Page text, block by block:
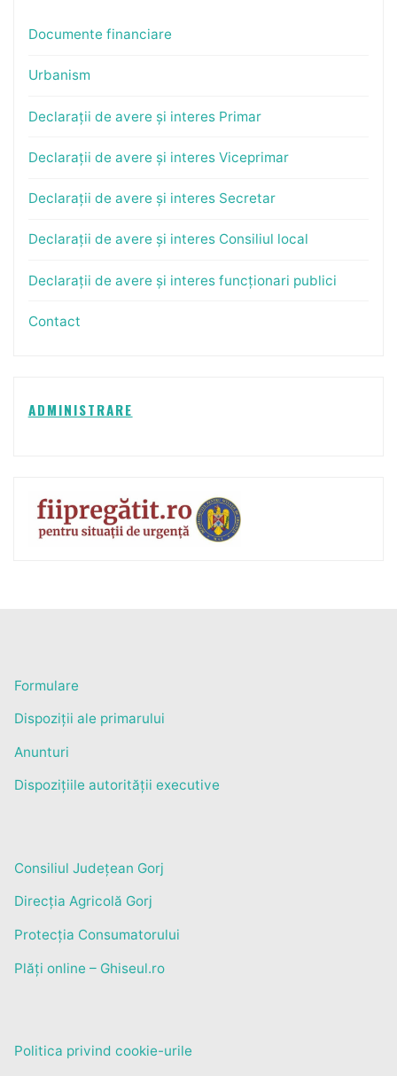
Documente financiare
Urbanism
Declarații de avere și interes Primar
Declarații de avere și interes Viceprimar
Declarații de avere și interes Secretar
Declarații de avere și interes Consiliul local
Declarații de avere și interes funcționari publici
Contact
ADMINISTRARE
Formulare
Dispoziții ale primarului
Anunturi
Dispozițiile autorității executive
Consiliul Județean Gorj
Direcția Agricolă Gorj
Protecția Consumatorului
Plăți online – Ghiseul.ro
Politica privind cookie-urile